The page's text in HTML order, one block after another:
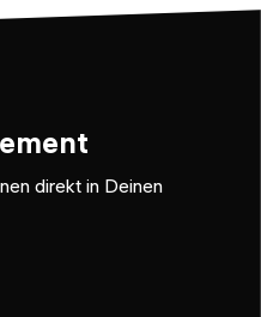
direkt in Deinen